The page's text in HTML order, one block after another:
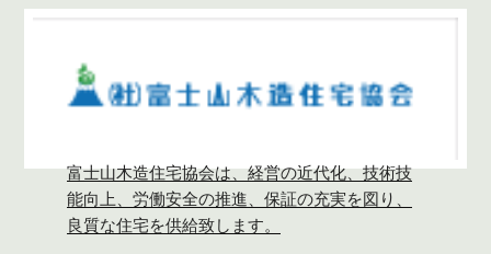
富士山木造住宅協会は、経営の近代化、技術技
能向上、労働安全の推進、保証の充実を図り、
良質な住宅を供給致します。